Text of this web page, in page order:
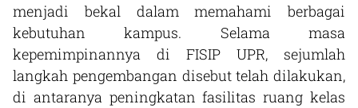
menjadi bekal dalam memahami berbagai
kebutuhan kampus. Selama masa
kepemimpinannya di FISIP UPR, sejumlah
langkah pengembangan disebut telah dilakukan,
di antaranya peningkatan fasilitas ruang kelas